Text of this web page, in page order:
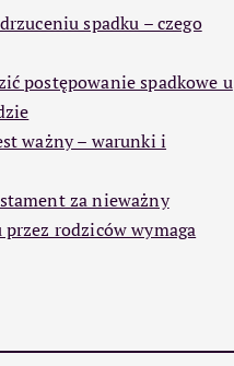
spadku – czego
postępowanie spadkowe u
ważny – warunki i
za nieważny
rodziców wymaga